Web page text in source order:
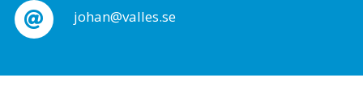
johan@valles.se